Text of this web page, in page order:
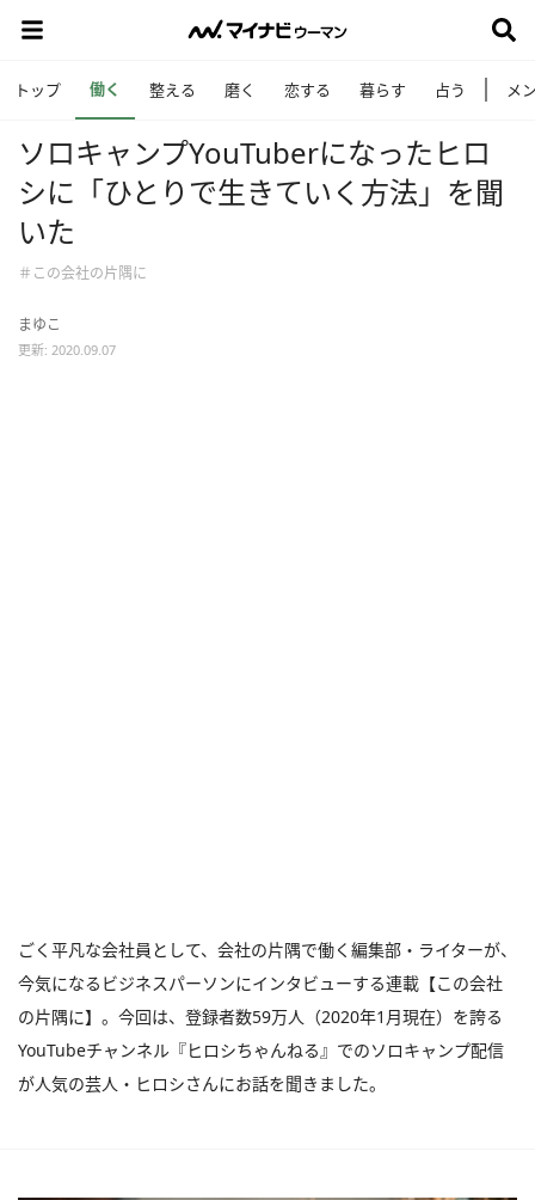
トップ 働く 整える 磨く 恋する 暮らす 占う メ
ソロキャンプYouTuberになったヒロ
シに「ひとりで生きていく方法」を聞
いた
＃この会社の片隅に
まゆこ
更新: 2020.09.07
ごく平凡な会社員として、会社の片隅で働く編集部・ライターが、
今気になるビジネスパーソンにインタビューする連載【この会社
の片隅に】。今回は、登録者数59万人（2020年1月現在）を誇る
YouTubeチャンネル『ヒロシちゃんねる』でのソロキャンプ配信
が人気の芸人・ヒロシさんにお話を聞きました。